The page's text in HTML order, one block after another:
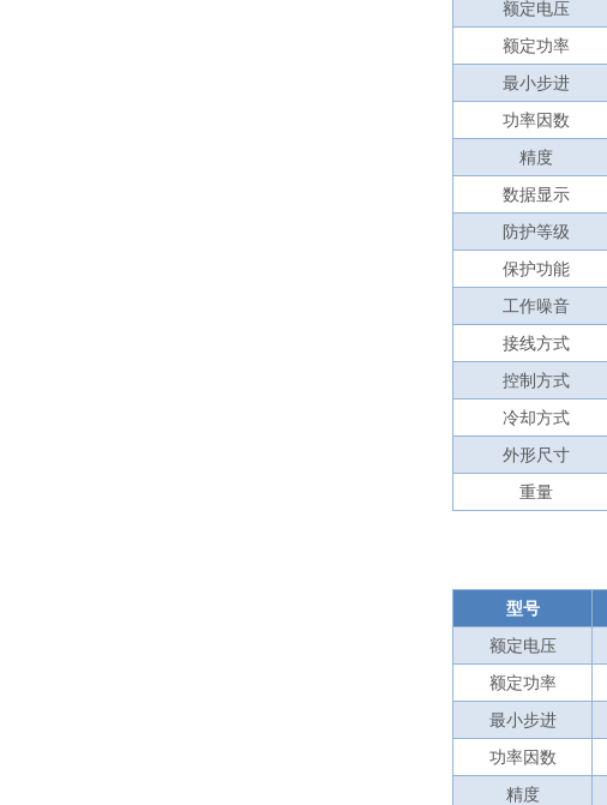
额定电压
额定功率
最小步进
功率因数
精度
数据显示
防护等级
保护功能
工作噪音
接线方式
控制方式
冷却方式
外形尺寸
重量
型号
额定电压
额定功率
最小步进
功率因数
精度